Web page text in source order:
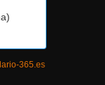
365.es